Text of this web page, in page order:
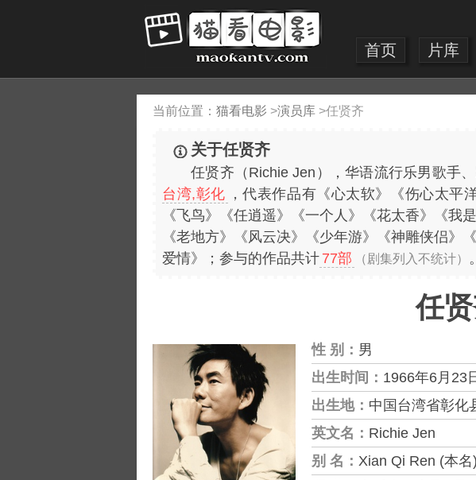
首页 片库
当前位置： 猫看电影 >演员库 >任贤齐
关于任贤齐
任贤齐（Richie Jen），华语流行乐男歌手
台湾,彰化 ，代表作品有《心太软》《伤心太平
《飞鸟》《任逍遥》《一个人》《花太香》《我
《老地方》《风云决》《少年游》《神雕侠侣
爱情》；参与的作品共计 77部 （剧集列入不统计） 。
任
性 别： 男
出生时间： 1966年6月23
出生地： 中国台湾省彰化
英文名： Richie Jen
别 名： Xian Qi Ren (本